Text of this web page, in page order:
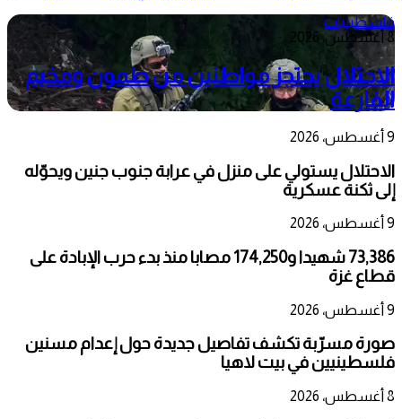
فلسطينيات
8 أغسطس، 2026
الاحتلال يحتجز مواطنين من طمون ومخيم
الفارعة
9 أغسطس، 2026
الاحتلال يستولي على منزل في عرابة جنوب جنين ويحوّله
إلى ثكنة عسكرية
9 أغسطس، 2026
73,386 شهيدا و174,250 مصابا منذ بدء حرب الإبادة على
قطاع غزة
9 أغسطس، 2026
صورة مسرّبة تكشف تفاصيل جديدة حول إعدام مسنين
فلسطينيين في بيت لاهيا
8 أغسطس، 2026